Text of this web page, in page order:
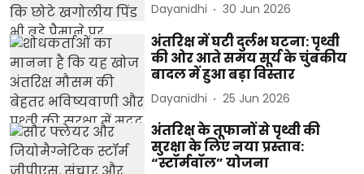
Dayanidhi 30 Jun 2026
अंतरिक्ष में घटी दुर्लभ घटना: पृथ्वी
की ओर आते समय सूर्य के चुंबकीय
बादल में हुआ बड़ा विस्तार
Dayanidhi 25 Jun 2026
अंतरिक्ष के तूफानों से पृथ्वी की
सुरक्षा के लिए नया प्रस्ताव:
“स्टॉर्मवॉल” योजना